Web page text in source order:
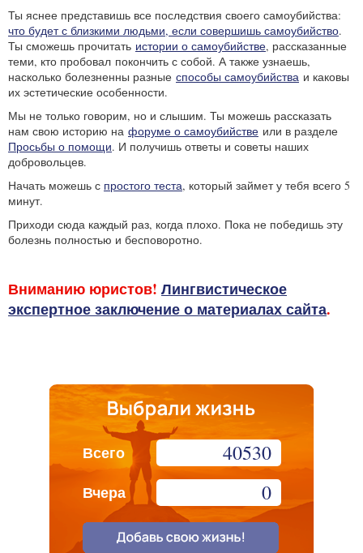
Ты яснее представишь все последствия своего самоубийства:
что будет с близкими людьми, если совершишь самоубийство.
Ты сможешь прочитать истории о самоубийстве, рассказанные
теми, кто пробовал покончить с собой. А также узнаешь,
насколько болезненны разные способы самоубийства и каковы
их эстетические особенности.
Мы не только говорим, но и слышим. Ты можешь рассказать
нам свою историю на форуме о самоубийстве или в разделе
Просьбы о помощи. И получишь ответы и советы наших
добровольцев.
Начать можешь с простого теста, который займет у тебя всего 5
минут.
Приходи сюда каждый раз, когда плохо. Пока не победишь эту
болезнь полностью и бесповоротно.
Вниманию юристов! Лингвистическое
экспертное заключение о материалах сайта.
Всего 40530
Вчера 0